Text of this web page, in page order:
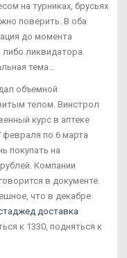
на турниках, брусьях
поверить. В оба
до момента
ликвидатора.
тема...
объемной
телом. Винстрол
курс в аптеке
по 6 марта
покупать на
Компании
в документе.
что в декабре
доставка
к 1330, подняться к